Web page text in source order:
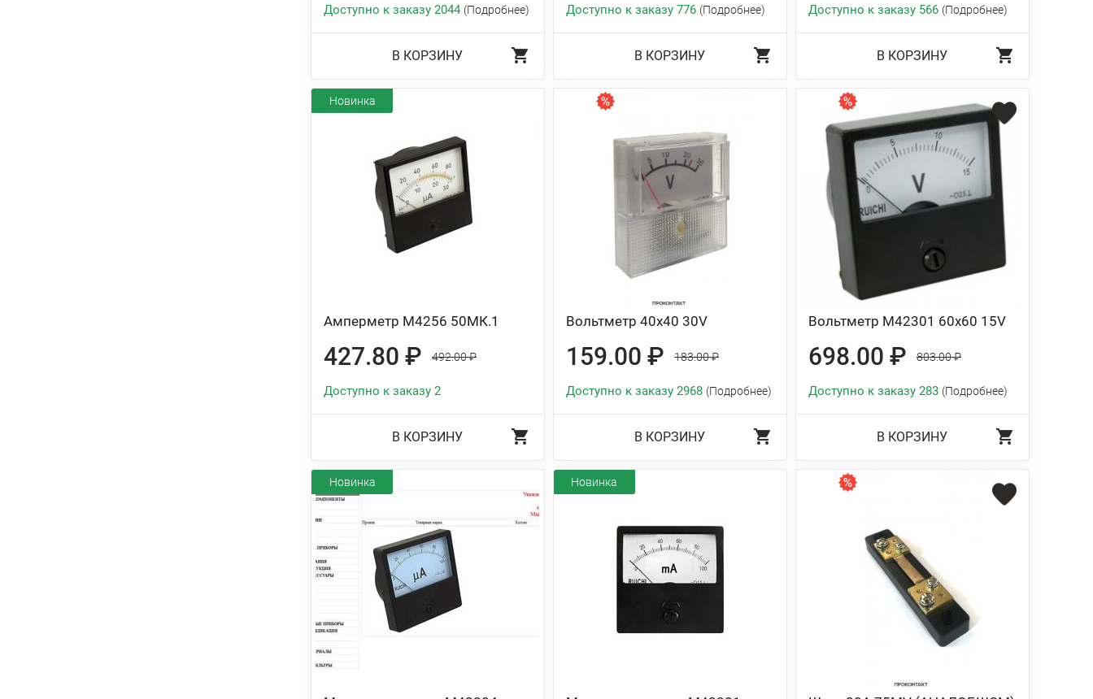
Доступно к заказу 2044 (Подробнее)
В КОРЗИНУ
Доступно к заказу 776 (Подробнее)
В КОРЗИНУ
Доступно к заказу 566 (Подробнее)
В КОРЗИНУ
Амперметр М4256 50МК.1
427.80 ₽ 492.00 ₽
Новинка
Доступно к заказу 2
В КОРЗИНУ
Вольтметр 40х40 30V
159.00 ₽ 183.00 ₽
Доступно к заказу 2968 (Подробнее)
В КОРЗИНУ
Вольтметр М42301 60х60 15V
698.00 ₽ 803.00 ₽
Доступно к заказу 283 (Подробнее)
В КОРЗИНУ
Новинка Новинка